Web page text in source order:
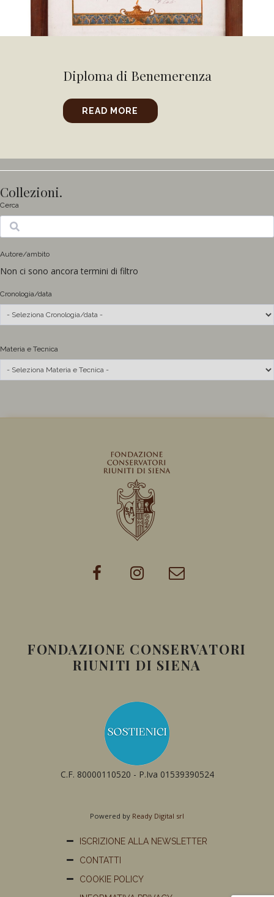
Diploma di Benemerenza
READ MORE
Collezioni.
Cerca
Ricerca
Autore/ambito
Non ci sono ancora termini di filtro
Cronologia/data
Materia e Tecnica
FONDAZIONE CONSERVATORI
RIUNITI DI SIENA
C.F. 80000110520 - P.Iva 01539390524
Powered by Ready Digital srl
ISCRIZIONE ALLA NEWSLETTER
CONTATTI
COOKIE POLICY